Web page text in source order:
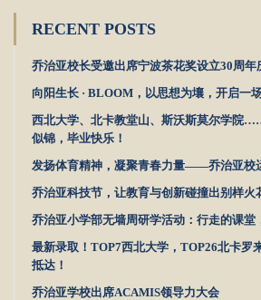
RECENT POSTS
乔治亚校长受邀出席宁波茶花奖设立30周年
向阳生长 · BLOOM，以思想为壤，开启一
西北大学、北卡教堂山、斯沃斯莫尔学院
似锦，毕业快乐！
发扬体育精神，凝聚青春力量——乔治亚校
乔治亚科技节，让教育与创新碰撞出别样火
乔治亚小学部无墙周研学活动：行走的课堂
最新录取！TOP7西北大学，TOP26北卡罗
抵达！
乔治亚学校出席ACAMIS领导力大会